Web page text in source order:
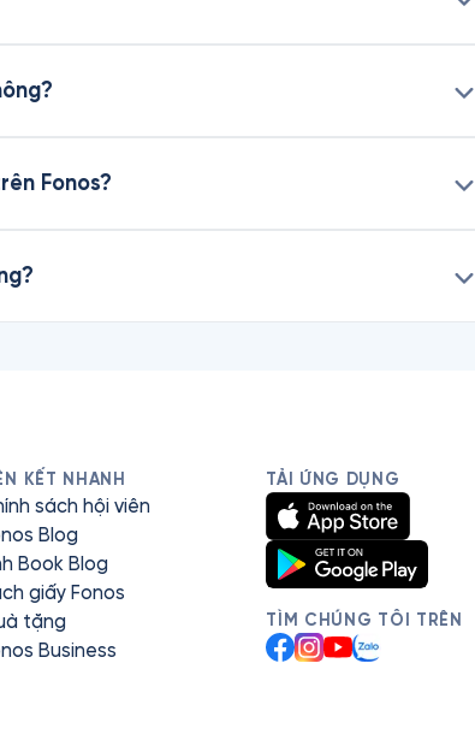
Fonos?
KẾT NHANH
sách hội viên
Blog
Book Blog
giấy Fonos
tặng
Business
TẢI ỨNG DỤNG
TÌM CHÚNG TÔI TRÊN
Facebook
Instagram
YouTube
Zalo